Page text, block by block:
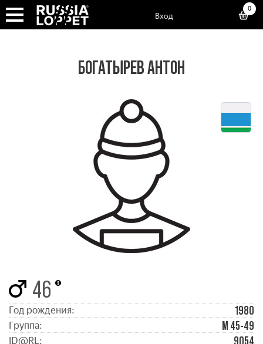
Вход
0
БОГАТЫРЕВ АНТОН
46
Год рождения: 1980
Группа: М 45-49
ID@RL: 9054